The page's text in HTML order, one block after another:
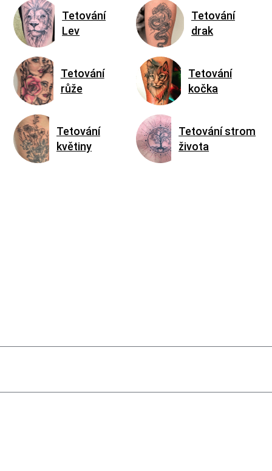
Tetování
Lev
Tetování
růže
Tetování
květiny
Tetování
drak
Tetování
kočka
Tetování strom
života